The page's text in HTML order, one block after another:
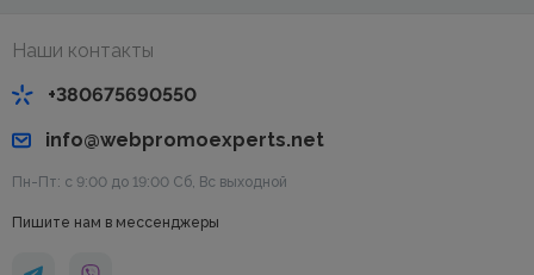
Наши контакты
+380675690550
info@webpromoexperts.net
Пн-Пт: с 9:00 до 19:00 Cб, Вс выходной
Пишите нам в мессенджеры